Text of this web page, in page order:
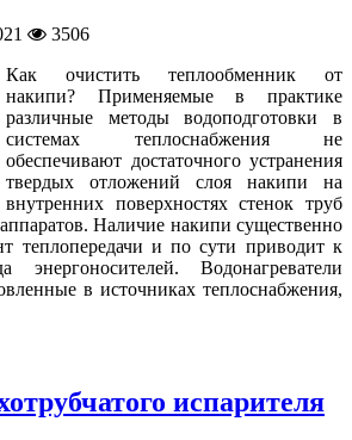
3506
Как очистить теплообменник от
накипи? Применяемые в практике
различные методы водоподготовки в
системах теплоснабжения не
обеспечивают достаточного устранения
твердых отложений слоя накипи на
внутренних поверхностях стенок труб
Наличие накипи существенно
теплопередачи и по сути приводит к
энергоносителей. Водонагреватели
в источниках теплоснабжения,
испарителя